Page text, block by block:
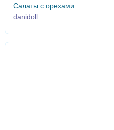
Салаты с орехами
danidoll